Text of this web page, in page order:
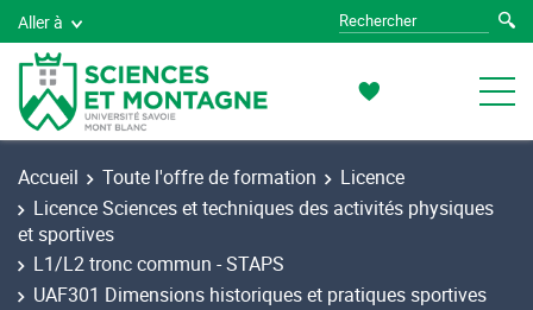
Aller à
Accueil Toute l'offre de formation
Licence
Licence Sciences et techniques des activités physiques
et sportives
L1/L2 tronc commun - STAPS
UAF301 Dimensions historiques et pratiques sportives